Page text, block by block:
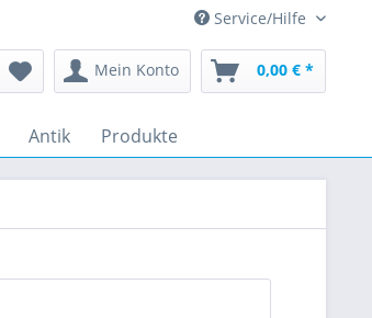
Service/Hilfe
Mein Konto 0,00 € *
Antik Produkte